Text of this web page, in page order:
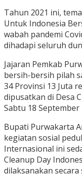
Tahun 2021 ini,
Untuk Indonesia
wabah pandemi
dihadapi seluruh
Jajaran Pemkab
bersih-bersih pilah
34 Provinsi 13 Juta
dipusatkan di Desa
Sabtu 18 September
Bupati Purwakarta
kegiatan sosial
Internasional ini
Cleanup Day
dilaksanakan